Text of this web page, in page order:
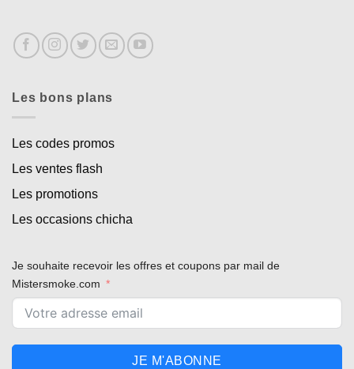
Les bons plans
Les codes promos
Les ventes flash
Les promotions
Les occasions chicha
Je souhaite recevoir les offres et coupons par mail de
Mistersmoke.com
JE M'ABONNE